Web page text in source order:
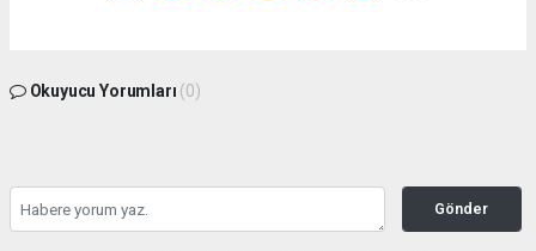
Okuyucu Yorumları (0)
Gönder